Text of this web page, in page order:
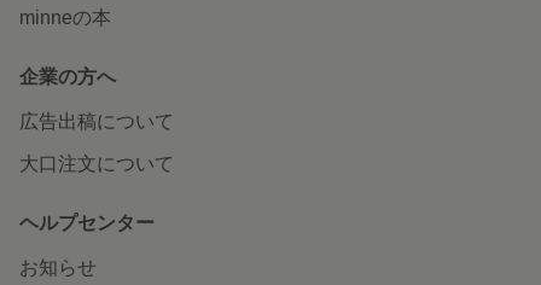
minneの本
企業の方へ
広告出稿について
大口注文について
ヘルプセンター
お知らせ